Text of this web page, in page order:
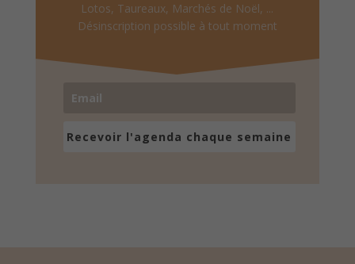
Lotos, Taureaux, Marchés de Noël, ...
Désinscription possible à tout moment
Recevoir l'agenda chaque semaine